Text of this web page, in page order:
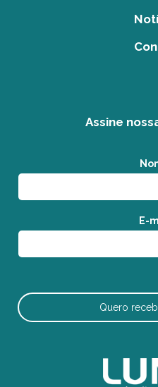
Assine
E-
Quero